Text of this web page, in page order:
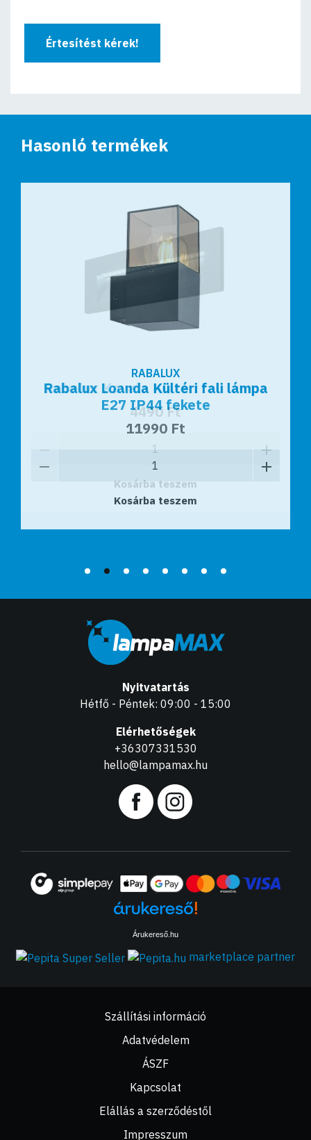
Értesítést kérek!
Hasonló termékek
RABALUX
Rabalux Kavala Kültéri fali lámpa
4490 Ft
Kosárba teszem
RABALUX
Rabalux Loanda Kültéri fali lámpa
E27 IP44 fekete
11990 Ft
Kosárba teszem
Nyitvatartás
Hétfő - Péntek: 09:00 - 15:00
Elérhetőségek
+36307331530
hello@lampamax.hu
Árukereső.hu
marketplace partner
Szállítási információ
Adatvédelem
ÁSZF
Kapcsolat
Elállás a szerződéstől
Impresszum